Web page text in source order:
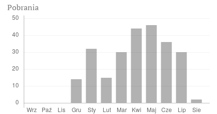
Pobrania